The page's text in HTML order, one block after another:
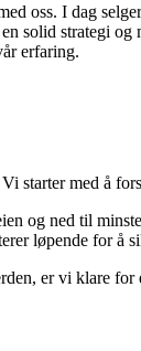
oss. I dag
solid strategi
erfaring.
starter med å
og ned til
løpende for å
er vi klare